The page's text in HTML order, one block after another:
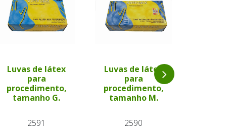
Luvas de látex
para
procedimento,
tamanho G.
2591
Luvas de látex
para
procedimento,
tamanho M.
2590